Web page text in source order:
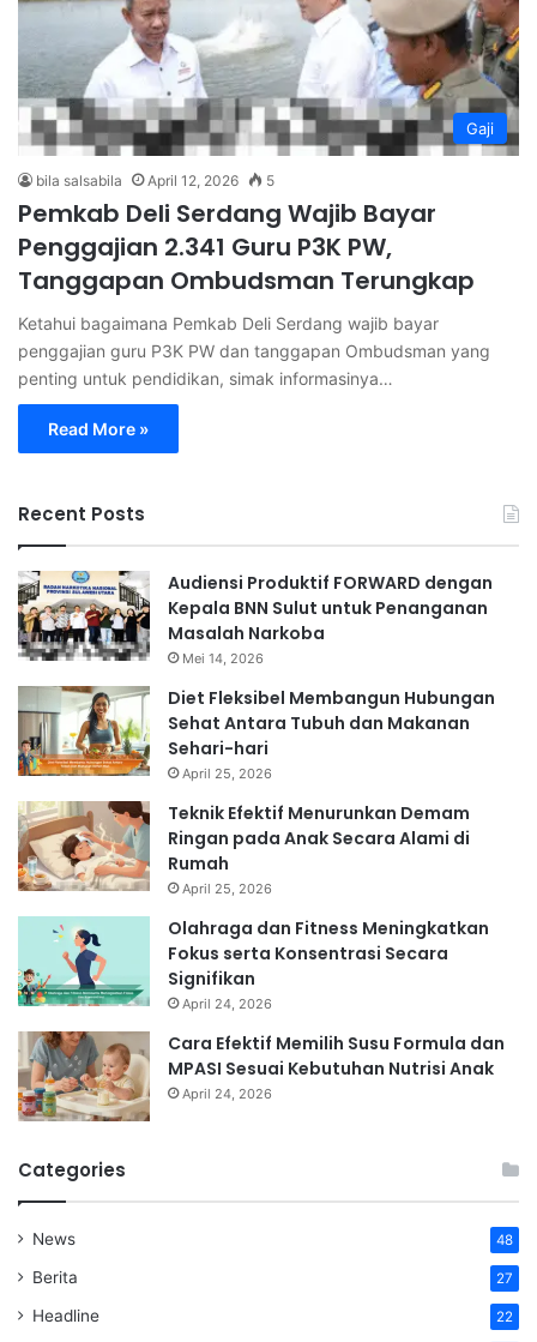
Gaji
bila salsabila April 12, 2026 5
Pemkab Deli Serdang Wajib Bayar
Penggajian 2.341 Guru P3K PW,
Tanggapan Ombudsman Terungkap
Ketahui bagaimana Pemkab Deli Serdang wajib bayar
penggajian guru P3K PW dan tanggapan Ombudsman yang
penting untuk pendidikan, simak informasinya…
Read More »
Recent Posts
Audiensi Produktif FORWARD dengan
Kepala BNN Sulut untuk Penanganan
Masalah Narkoba
Mei 14, 2026
Diet Fleksibel Membangun Hubungan
Sehat Antara Tubuh dan Makanan
Sehari-hari
April 25, 2026
Teknik Efektif Menurunkan Demam
Ringan pada Anak Secara Alami di
Rumah
April 25, 2026
Olahraga dan Fitness Meningkatkan
Fokus serta Konsentrasi Secara
Signifikan
April 24, 2026
Cara Efektif Memilih Susu Formula dan
MPASI Sesuai Kebutuhan Nutrisi Anak
April 24, 2026
Categories
News 48
Berita 27
Headline 22